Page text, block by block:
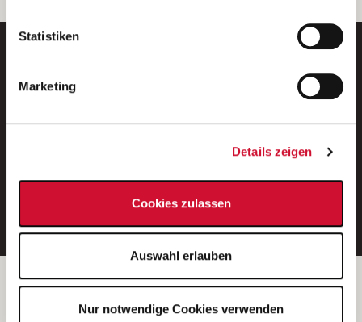
unserer
Statistiken
Marketing
Details zeigen
Cookies zulassen
Auswahl erlauben
Nur notwendige Cookies verwenden
E-Mail-Adresse eintragen
Betreiber der Webseite
Garitz Bewirtschaftungsbetriebe GmbH